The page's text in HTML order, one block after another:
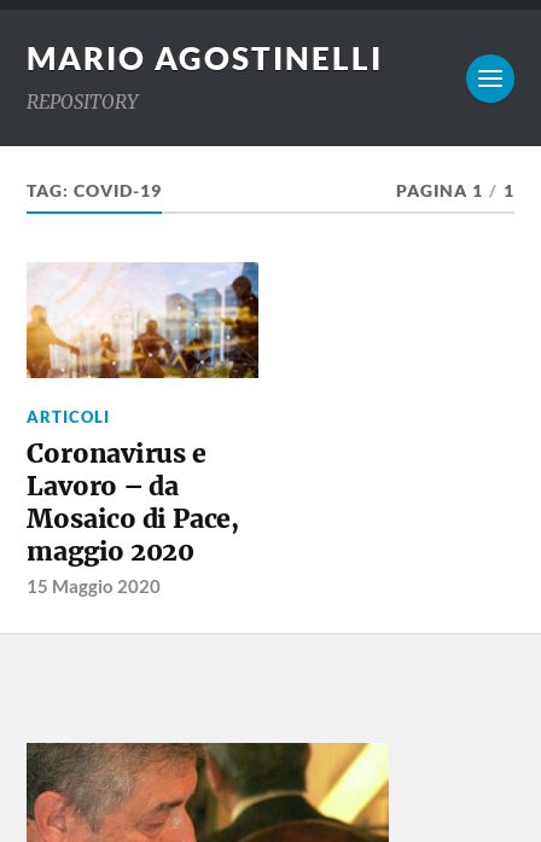
MARIO AGOSTINELLI
REPOSITORY
TAG:COVID-19 PAGINA 1 / 1
ARTICOLI
Coronavirus e
Lavoro – da
Mosaico di Pace,
maggio 2020
15 Maggio 2020